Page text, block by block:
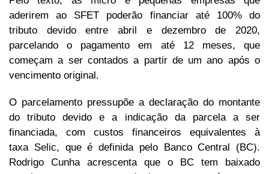
aderirem ao SFET poderão financiar até 100% do
tributo devido entre abril e dezembro de 2020,
parcelando o pagamento em até 12 meses, que
começam a ser contados a partir de um ano após o
vencimento original.
O parcelamento pressupõe a declaração do montante
do tributo devido e a indicação da parcela a ser
financiada, com custos financeiros equivalentes à
taxa Selic, que é definida pelo Banco Central (BC).
Rodrigo Cunha acrescenta que o BC tem baixado